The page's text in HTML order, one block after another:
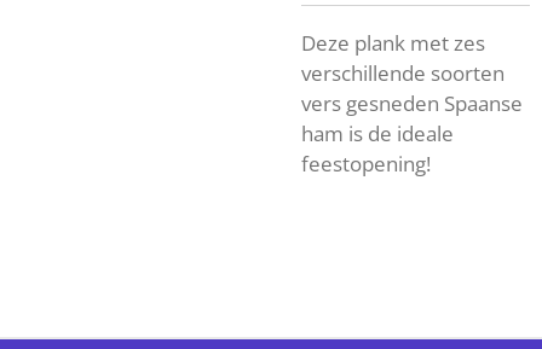
Deze plank met zes
verschillende soorten
vers gesneden Spaanse
ham is de ideale
feestopening!